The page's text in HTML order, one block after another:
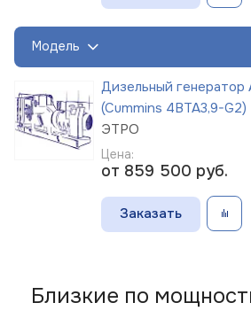
Модель
Дизельный
(Cummins 4BTA3,9-G2)
ЭТРО
Цена:
от 859 500 руб.
Заказать
Близкие по